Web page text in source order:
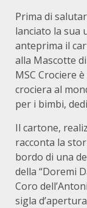
Prima di
lanciato la sua
anteprima il
alla Mascotte di
MSC Crociere
crociera al
per i bimbi,
Il cartone,
racconta la
bordo di una
della “Doremi
Coro
sigla